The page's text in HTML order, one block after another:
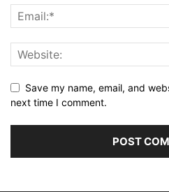
Save my name, email, and
next time I comment.